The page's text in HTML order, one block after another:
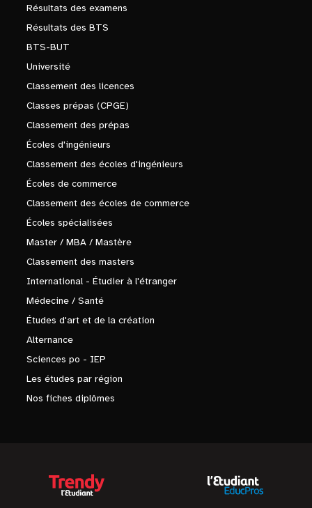
Résultats des examens
Résultats des BTS
BTS-BUT
Université
Classement des licences
Classes prépas (CPGE)
Classement des prépas
Écoles d'ingénieurs
Classement des écoles d'ingénieurs
Écoles de commerce
Classement des écoles de commerce
Écoles spécialisées
Master / MBA / Mastère
Classement des masters
International - Étudier à l'étranger
Médecine / Santé
Études d'art et de la création
Alternance
Sciences po - IEP
Les études par région
Nos fiches diplômes